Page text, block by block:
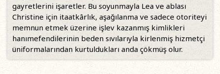
gayretlerini işaretler. Bu soyunmayla Lea ve ablası
Christine için itaatkârlık, aşağılanma ve sadece otoriteyi
memnun etmek üzerine işlev kazanmış kimlikleri
hanımefendilerinin beden sıvılarıyla kirlenmiş hizmetçi
üniformalarından kurtuldukları anda çökmüş olur.